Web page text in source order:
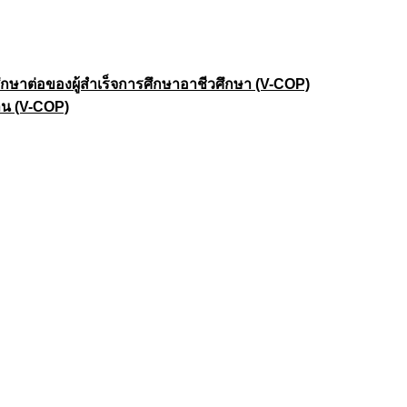
าต่อของผู้สำเร็จการศึกษาอาชีวศึกษา (V-COP)
(V-COP)